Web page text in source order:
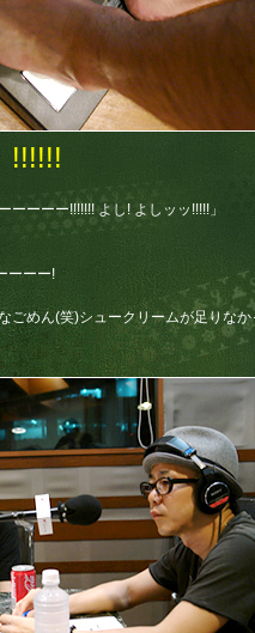
!!!!!!
ーーーー!!!!!!! よし! よしッッ!!!!!」
ーーー!
ごめん(笑)シュークリームが足りなか